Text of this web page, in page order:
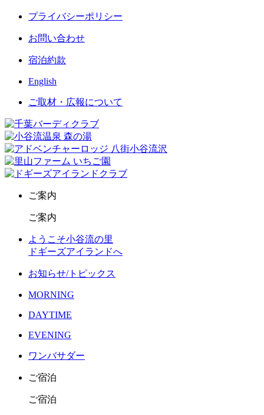
プライバシーポリシー
お問い合わせ
宿泊約款
English
ご取材・広報について
ご案内
ご案内
ようこそ小谷流の里
ドギーズアイランドへ
お知らせ/トピックス
MORNING
DAYTIME
EVENING
ワンバサダー
ご宿泊
ご宿泊